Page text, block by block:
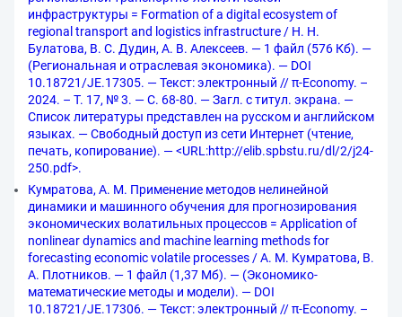
инфраструктуры = Formation of a digital ecosystem of
regional transport and logistics infrastructure / Н. Н.
Булатова, В. С. Дудин, А. В. Алексеев. — 1 файл (576 Кб). —
(Региональная и отраслевая экономика). — DOI
10.18721/JE.17305. — Текст: электронный // π-Economy. –
2024. – Т. 17, № 3. — С. 68-80. — Загл. с титул. экрана. —
Список литературы представлен на русском и английском
языках. — Свободный доступ из сети Интернет (чтение,
печать, копирование). — <URL:http://elib.spbstu.ru/dl/2/j24-
250.pdf>.
Кумратова, А. М. Применение методов нелинейной
динамики и машинного обучения для прогнозирования
экономических волатильных процессов = Application of
nonlinear dynamics and machine learning methods for
forecasting economic volatile processes / А. М. Кумратова, В.
А. Плотников. — 1 файл (1,37 Мб). — (Экономико-
математические методы и модели). — DOI
10.18721/JE.17306. — Текст: электронный // π-Economy. –